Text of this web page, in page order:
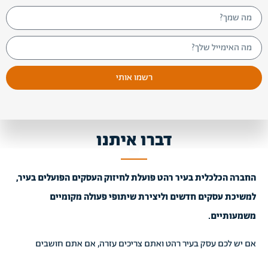
רשמו אותי
דברו איתנו
החברה הכלכלית בעיר רהט פועלת לחיזוק העסקים הפועלים בעיר,
למשיכת עסקים חדשים וליצירת שיתופי פעולה מקומיים
משמעותיים.
אם יש לכם עסק בעיר רהט ואתם צריכים עזרה, אם אתם חושבים